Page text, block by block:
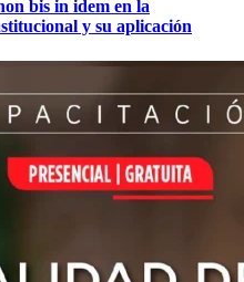
bis in idem en la
y su aplicación